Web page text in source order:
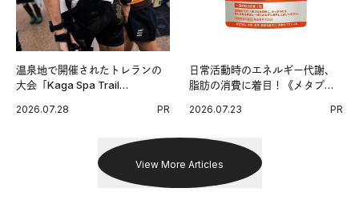
温泉地で開催されたトレランの
大会「Kaga Spa Trail
戦を夢見るランナーたちの奮闘
2026.07.28 PR
日常活動時のエネルギー代謝、
脂肪の消費に着目！《メタプラ
習慣。
2026.07.23 PR
View More Articles